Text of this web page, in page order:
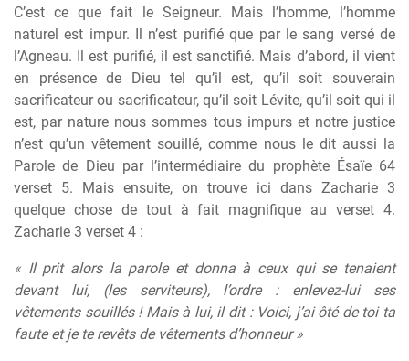
C’est ce que fait le Seigneur. Mais l’homme, l’homme
naturel est impur. Il n’est purifié que par le sang versé de
l’Agneau. Il est purifié, il est sanctifié. Mais d’abord, il vient
en présence de Dieu tel qu’il est, qu’il soit souverain
sacrificateur ou sacrificateur, qu’il soit Lévite, qu’il soit qui il
est, par nature nous sommes tous impurs et notre justice
n’est qu’un vêtement souillé, comme nous le dit aussi la
Parole de Dieu par l’intermédiaire du prophète Ésaïe 64
verset 5. Mais ensuite, on trouve ici dans Zacharie 3
quelque chose de tout à fait magnifique au verset 4.
Zacharie 3 verset 4 :
« Il prit alors la parole et donna à ceux qui se tenaient
devant lui, (les serviteurs), l’ordre : enlevez-lui ses
vêtements souillés ! Mais à lui, il dit : Voici, j’ai ôté de toi ta
faute et je te revêts de vêtements d’honneur »